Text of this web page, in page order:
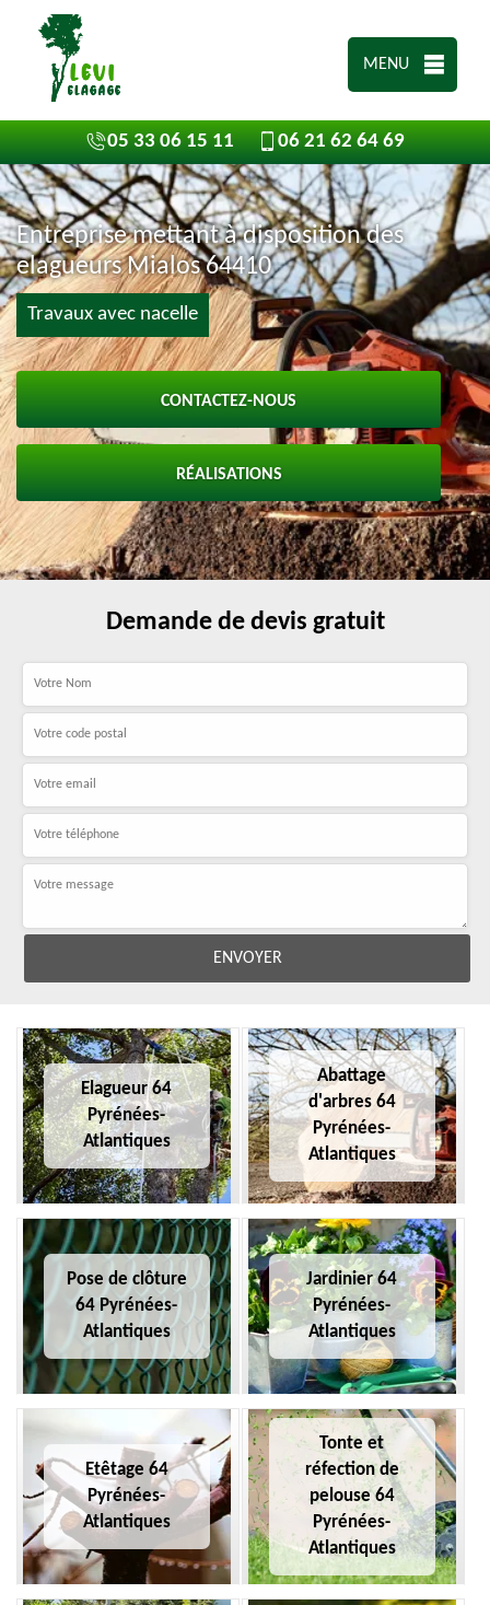
MENU
05 33 06 15 11 06 21 62 64 69
Entreprise mettant à disposition des
elagueurs Mialos 64410
Travaux avec nacelle
CONTACTEZ-NOUS
RÉALISATIONS
Demande de devis gratuit
Elagueur 64
Pyrénées-
Atlantiques
Abattage
d'arbres 64
Pyrénées-
Atlantiques
Pose de clôture
64 Pyrénées-
Atlantiques
Jardinier 64
Pyrénées-
Atlantiques
Etêtage 64
Pyrénées-
Atlantiques
Tonte et
réfection de
pelouse 64
Pyrénées-
Atlantiques